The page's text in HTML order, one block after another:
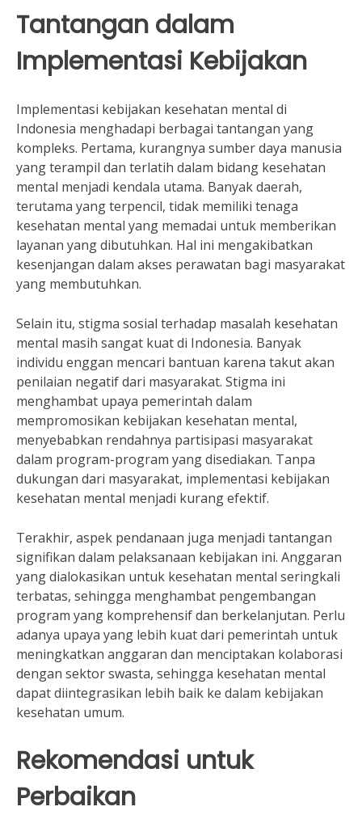
Tantangan dalam
Implementasi Kebijakan
Implementasi kebijakan kesehatan mental di
Indonesia menghadapi berbagai tantangan yang
kompleks. Pertama, kurangnya sumber daya manusia
yang terampil dan terlatih dalam bidang kesehatan
mental menjadi kendala utama. Banyak daerah,
terutama yang terpencil, tidak memiliki tenaga
kesehatan mental yang memadai untuk memberikan
layanan yang dibutuhkan. Hal ini mengakibatkan
kesenjangan dalam akses perawatan bagi masyarakat
yang membutuhkan.
Selain itu, stigma sosial terhadap masalah kesehatan
mental masih sangat kuat di Indonesia. Banyak
individu enggan mencari bantuan karena takut akan
penilaian negatif dari masyarakat. Stigma ini
menghambat upaya pemerintah dalam
mempromosikan kebijakan kesehatan mental,
menyebabkan rendahnya partisipasi masyarakat
dalam program-program yang disediakan. Tanpa
dukungan dari masyarakat, implementasi kebijakan
kesehatan mental menjadi kurang efektif.
Terakhir, aspek pendanaan juga menjadi tantangan
signifikan dalam pelaksanaan kebijakan ini. Anggaran
yang dialokasikan untuk kesehatan mental seringkali
terbatas, sehingga menghambat pengembangan
program yang komprehensif dan berkelanjutan. Perlu
adanya upaya yang lebih kuat dari pemerintah untuk
meningkatkan anggaran dan menciptakan kolaborasi
dengan sektor swasta, sehingga kesehatan mental
dapat diintegrasikan lebih baik ke dalam kebijakan
kesehatan umum.
Rekomendasi untuk
Perbaikan